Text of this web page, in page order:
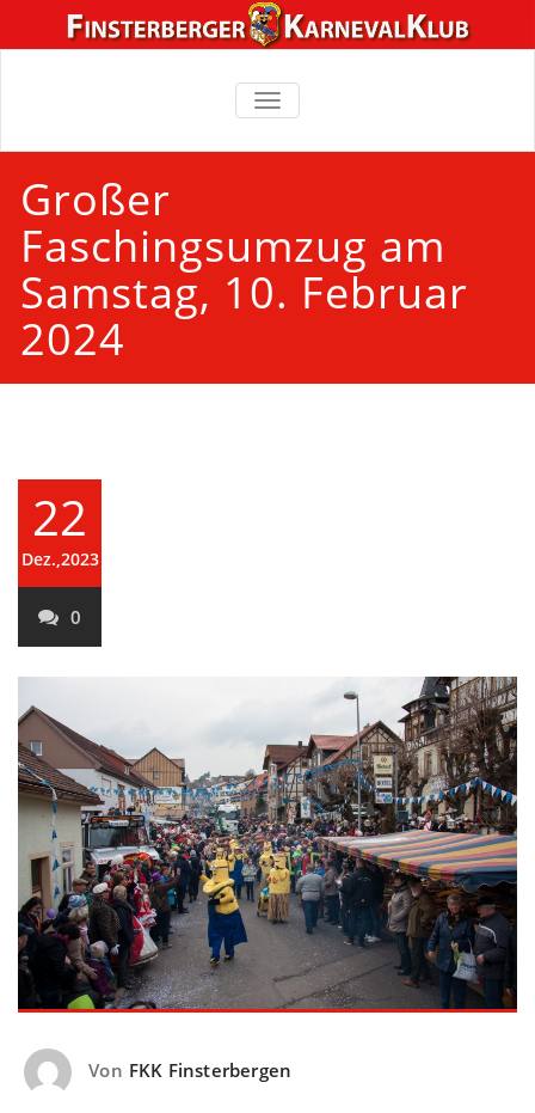
TOGGLE
NAVIGATION
Großer
Faschingsumzug am
Samstag, 10. Februar
2024
22
Dez.,2023
0
Von FKK Finsterbergen